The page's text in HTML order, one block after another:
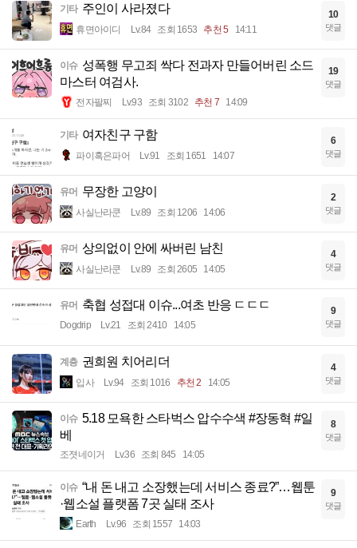
기타 주인이 사라졌다
휴면아이디 Lv.84 조회 1653 추천 5 14:11
10
댓글
이슈 성폭행 무고죄 싹다 전과자 만들어버린 소드
마스터 여검사.
전자팔찌 Lv.93 조회 3102 추천 7 14:09
19
댓글
기타 여자친구 구함
파이혹은파어 Lv.91 조회 1651 14:07
6
댓글
유머 무장한 고양이
사실난라쿤 Lv.89 조회 1206 14:06
2
댓글
유머 상의없이 안에 싸버린 남친
사실난라쿤 Lv.89 조회 2605 14:05
4
댓글
유머 축협 성접대 이슈...여초 반응 ㄷㄷㄷ
Dogdrip Lv.21 조회 2410 14:05
9
댓글
계층 권희원 치어리더
입사 Lv.94 조회 1016 추천 2 14:05
4
댓글
이슈 5.18 모욕한 스타벅스 압수수색 #장동혁 #일
베
조졋네이거 Lv.36 조회 845 14:05
8
댓글
이슈 “내 돈 내고 소장했는데 서비스 종료?”…웹툰
·웹소설 플랫폼 7곳 실태 조사
Earth Lv.96 조회 1557 14:03
9
댓글